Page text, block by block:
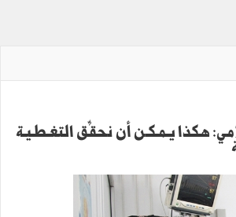
هكذا يـمـكـن أن نحقِّق التغـطـيـة